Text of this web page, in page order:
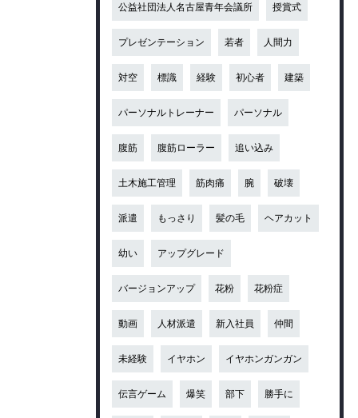
公益社団法人名古屋青年会議所 授賞式
プレゼンテーション 若者 人間力
対空 標識 経験 初心者 建築
パーソナルトレーナー パーソナル
腹筋 腹筋ローラー 追い込み
土木施工管理 筋肉痛 腕 破壊
派遣 もっさり 髪の毛 ヘアカット
幼い アップグレード
バージョンアップ 花粉 花粉症
動画 人材派遣 新入社員 仲間
未経験 イヤホン イヤホンガンガン
伝言ゲーム 爆笑 部下 勝手に